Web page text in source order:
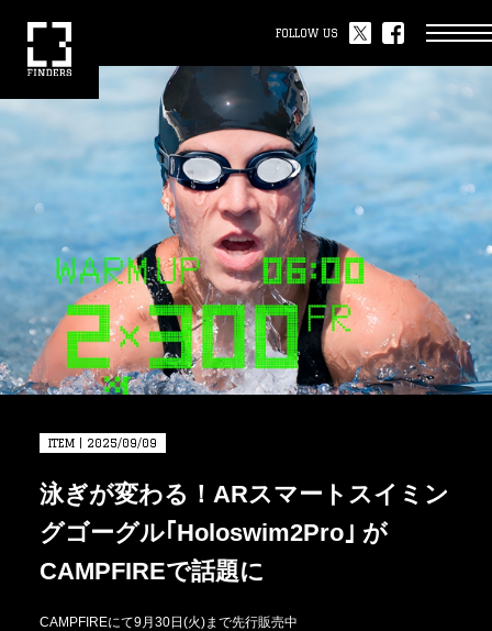
FOLLOW US
ITEM | 2025/09/09
泳ぎが変わる！ARスマートスイミン
グゴーグル｢Holoswim2Pro｣ が
CAMPFIREで話題に
CAMPFIREにて9月30日(火)まで先行販売中